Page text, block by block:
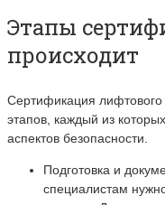
Этапы
происходит
Сертификация лифтового
этапов, каждый из
аспектов безопасности.
Подготовка и
специалистам